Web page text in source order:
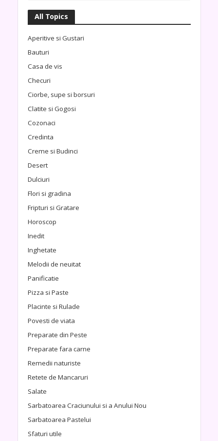
All Topics
Aperitive si Gustari
Bauturi
Casa de vis
Checuri
Ciorbe, supe si borsuri
Clatite si Gogosi
Cozonaci
Credinta
Creme si Budinci
Desert
Dulciuri
Flori si gradina
Fripturi si Gratare
Horoscop
Inedit
Inghetate
Melodii de neuitat
Panificatie
Pizza si Paste
Placinte si Rulade
Povesti de viata
Preparate din Peste
Preparate fara carne
Remedii naturiste
Retete de Mancaruri
Salate
Sarbatoarea Craciunului si a Anului Nou
Sarbatoarea Pastelui
Sfaturi utile